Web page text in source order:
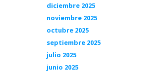
diciembre 2025
noviembre 2025
octubre 2025
septiembre 2025
julio 2025
junio 2025